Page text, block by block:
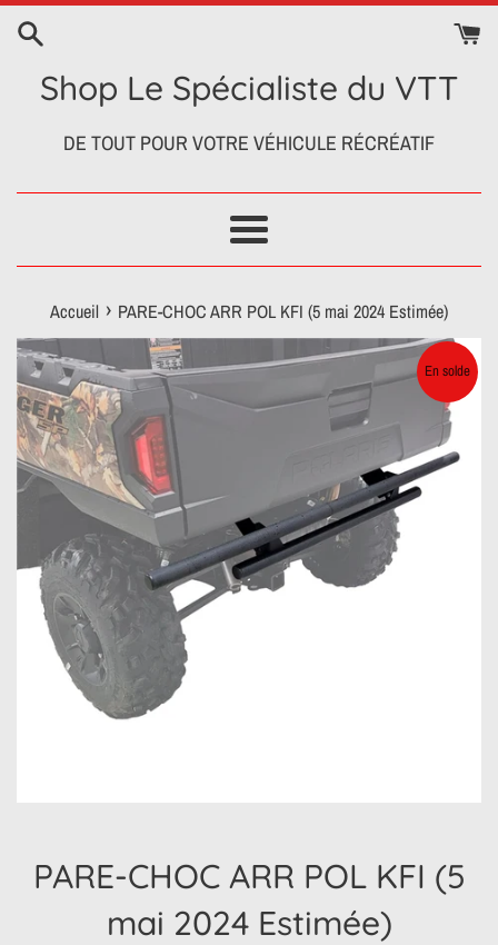
Passer
contenuShop Le Spécialiste du VTT
DE TOUT POUR VOTRE VÉHICULE RÉCRÉATIF
Menu
Accueil › PARE-CHOC ARR POL KFI (5 mai 2024 Estimée)
En solde
PARE-CHOC ARR POL KFI (5
mai 2024 Estimée)